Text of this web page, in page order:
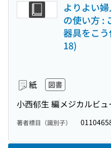
よりよい
の使い方 :
器具をこ
18)
紙 図書
小西郁生 編 メジカルビ
著者標目（識別子）